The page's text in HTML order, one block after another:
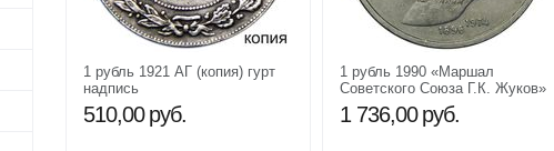
1 рубль 1921 АГ (копия) гурт
надпись
510,00 руб.
1 рубль 1990 «Маршал
Советского Союза Г.К. Жуков»
XF-AU
1 736,00 руб.